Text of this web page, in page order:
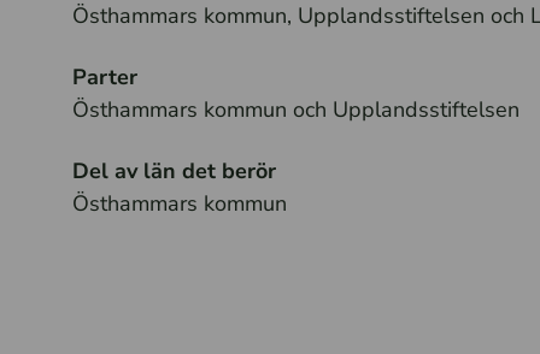
Östhammars kommun, Upplandsstiftelsen och
Parter
Östhammars kommun och Upplandsstiftelsen
Del av län det berör
Östhammars kommun